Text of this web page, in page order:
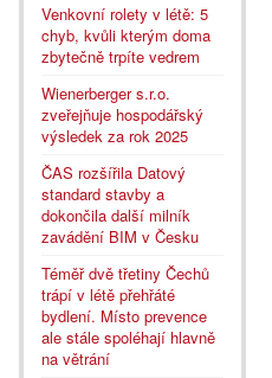
Venkovní rolety v létě: 5
chyb, kvůli kterým doma
zbytečně trpíte vedrem
Wienerberger s.r.o.
zveřejňuje hospodářský
výsledek za rok 2025
ČAS rozšířila Datový
standard stavby a
dokončila další milník
zavádění BIM v Česku
Téměř dvě třetiny Čechů
trápí v létě přehřáté
bydlení. Místo prevence
ale stále spoléhají hlavně
na větrání